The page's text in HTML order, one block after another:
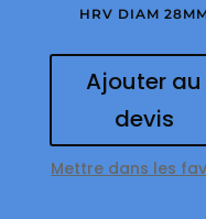
HRV DIAM
Ajouter au
devis
Mettre dans les